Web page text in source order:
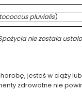
pluvialis)
nie została
jesteś w ciąży
zdrowotne nie